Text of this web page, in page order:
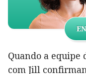
Quando a equipe
com Jill